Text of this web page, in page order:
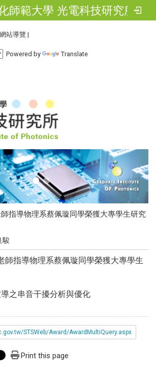
師範大學 光電科技研究所
網站導覽 |
Powered by Translate
指導物理系蔡佩璇同學榮獲大專學生研究
駿
師指導物理系蔡佩璇同學榮獲大專學生
之串音干擾分析與優化
STSWeb/Award/AwardMultiQuery.aspx
Print this page